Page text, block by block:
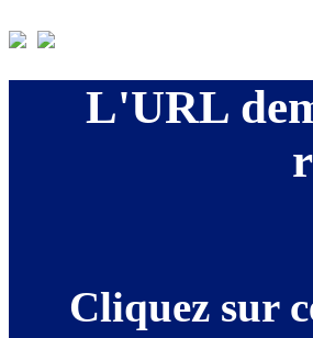
L'URL
Cliquez sur